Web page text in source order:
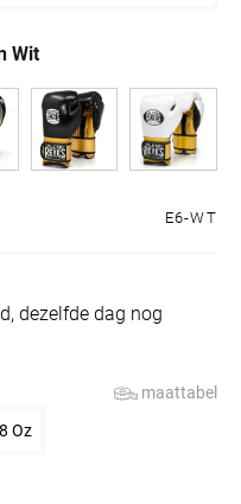
Wit
E6-WT
dezelfde dag nog
maattabel
of niet beschikbaar
uitverkocht of niet beschikbaar
OzVariant uitverkocht of niet